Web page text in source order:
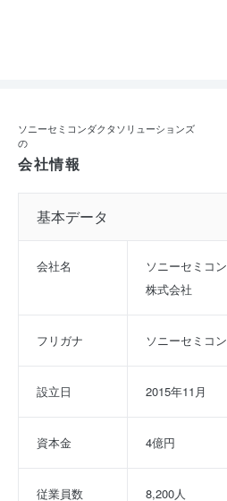
ソニーセミコンダクタソリューションズ
の
会社情報
基本データ
会社名
ソニーセミコ
株式会社
フリガナ ソニーセミコ
設立日 2015年11月
資本金 4億円
従業員数 8,200人